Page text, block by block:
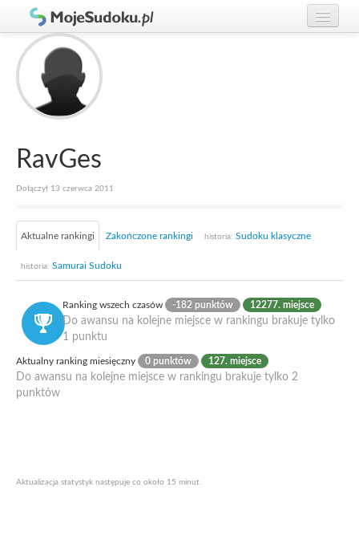
Graj w Sudoku!
Zasady Sudoku
Rankingi
Gracze
RavGes
Dołączył 13 czerwca 2011
Aktualne rankingi Zakończone rankingi historia: Sudoku klasyczne
historia: Samurai Sudoku
Ranking wszech czasów -182 punktów 12277. miejsce
Do awansu na kolejne miejsce w rankingu brakuje tylko
1 punktu
Aktualny ranking miesięczny 0 punktów 127. miejsce
Do awansu na kolejne miejsce w rankingu brakuje tylko 2
punktów
Aktualizacja statystyk następuje co około 15 minut.